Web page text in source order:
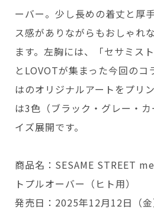
ーバー。少し長めの着丈と厚
ス感がありながらもおしゃれ
ます。左胸には、「セサミス
とLOVOTが集まった今回のコ
はのオリジナルアートをプリ
は3色（ブラック・グレー・
イズ展開です。
商品名：SESAME STREET
トプルオーバー（ヒト用）
発売日：2025年12月12日（金